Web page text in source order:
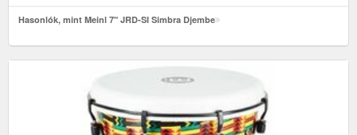
Hasonlók, mint Meinl 7" JRD-SI Simbra Djembe